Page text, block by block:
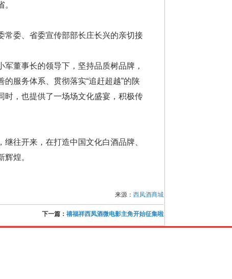
委、省委宣传部部长庄长兴的亲切接
董事长的领导下，坚持品质树品牌，
服务体系、贯彻落实“追赶超越”的陕
时，也提供了一场场文化盛宴，积极传
往开来，在打造中国文化白酒品牌、
煌。
来源： 西凤酒商城
下一篇： 禧福祥西凤酒微电影主角开始征集啦